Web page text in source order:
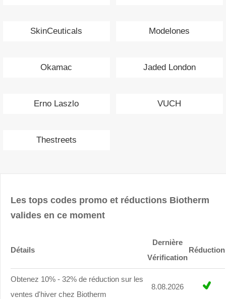
SkinCeuticals Modelones
Okamac Jaded London
Erno Laszlo VUCH
Thestreets
Les tops codes promo et réductions Biotherm
valides en ce moment
Détails
Dernière
Vérification
Réduction
Obtenez 10% - 32% de réduction sur les
ventes d'hiver chez Biotherm
8.08.2026